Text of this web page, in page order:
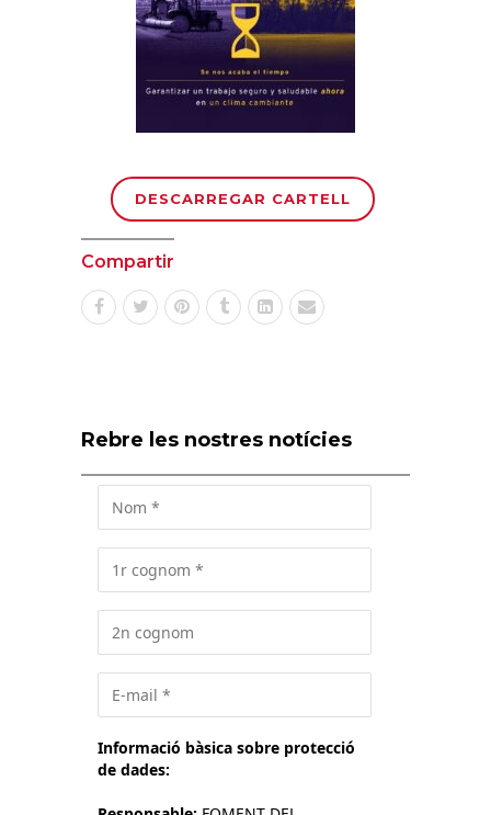
DESCARREGAR CARTELL
Compartir
Rebre les nostres notícies
Informació bàsica sobre protecció
de dades: